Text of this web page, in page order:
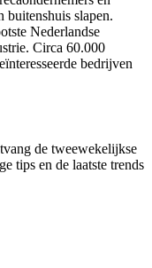
buitenshuis slapen.
Nederlandse
Circa 60.000
bedrijven
de tweewekelijkse
tips en de laatste trends